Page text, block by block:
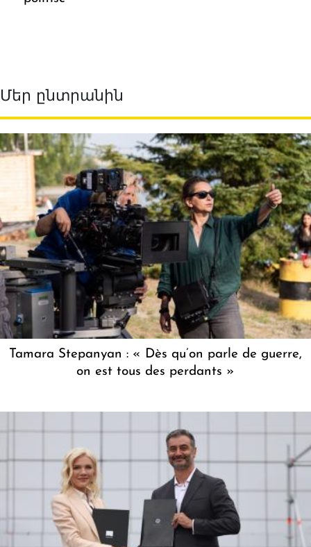
Մեր ընտրանին
Tamara Stepanyan : « Dès qu’on parle de guerre,
on est tous des perdants »